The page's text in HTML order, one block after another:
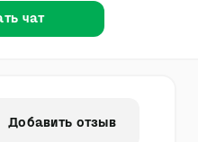
чат
Добавить отзыв